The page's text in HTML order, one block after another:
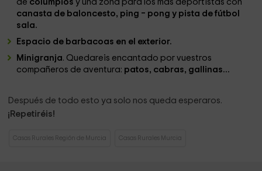
de columpios y una zona para los más deportistas con
canasta de baloncesto, ping – pong y pista de fútbol
sala.
Espacio de barbacoas en el exterior.
Minigranja. Quedareis encantado por vuestros
compañeros de aventura: patos, cabras, gallinas…
Después de todo esto ya solo nos queda esperaros.
¡Repetiréis!
Casas Rurales Región de Murcia Casas Rurales Murcia